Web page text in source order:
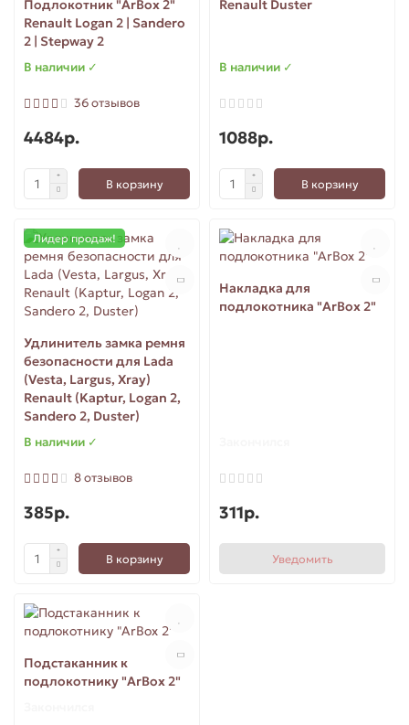
для Ларгус (Largus)
для Приора (Priora)
Подлокотник "ArBox 2"
Renault Logan 2 | Sandero
2 | Stepway 2
В наличии ✓
36 отзывов
4484р.
В корзину
Renault Duster
В наличии ✓
1088р.
В корзину
Лидер продаж!
Удлинитель замка ремня
безопасности для Lada
(Vesta, Largus, Xray)
Renault (Kaptur, Logan 2,
Sandero 2, Duster)
В наличии ✓
8 отзывов
385р.
В корзину
Накладка для
подлокотника "ArBox 2"
311р.
Уведомить
Подстаканник к
подлокотнику "ArBox 2"